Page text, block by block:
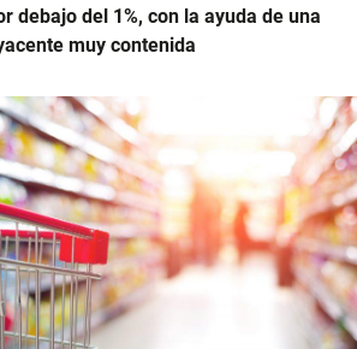
debajo del 1%, con la ayuda de una
muy contenida